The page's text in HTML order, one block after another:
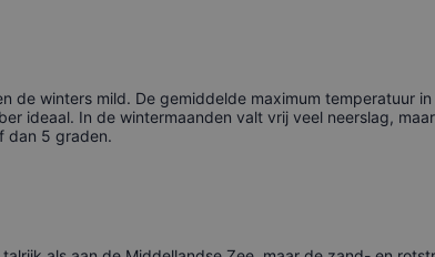
de winters mild. De gemiddelde maximum temperatuur
ideaal. In de wintermaanden valt vrij veel neerslag, maar
dan 5 graden.